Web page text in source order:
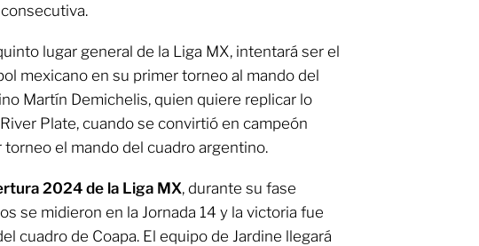
lugar general de la Liga MX, intentará ser el
mexicano en su primer torneo al mando del
Martín Demichelis, quien quiere replicar lo
Plate, cuando se convirtió en campeón
el mando del cuadro argentino.
2024 de la Liga MX, durante su fase
se midieron en la Jornada 14 y la victoria fue
cuadro de Coapa. El equipo de Jardine llegará